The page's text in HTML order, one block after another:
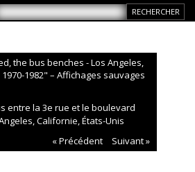
the bus benches - Los Angeles,
1970-1982" – Affichages sauvages
entre la 3e rue et le boulevard
Californie, États-Unis
« Précédent
Suivant »